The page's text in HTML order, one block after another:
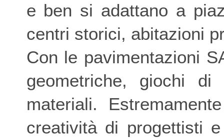
e ben si adattano a
centri storici, abitazioni
Con le pavimentazioni
geometriche, giochi
materiali.
creatività di progettisti